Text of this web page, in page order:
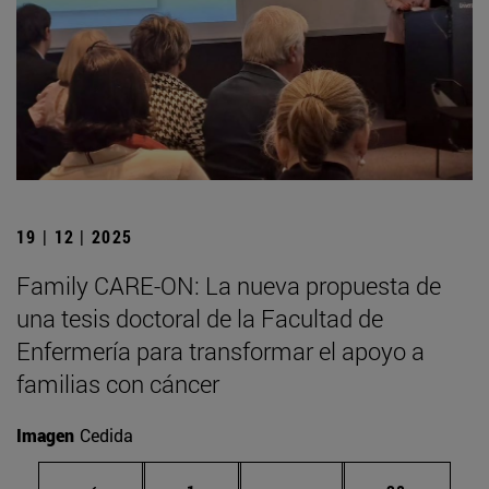
19 | 12 | 2025
Family CARE-ON: La nueva propuesta de
una tesis doctoral de la Facultad de
Enfermería para transformar el apoyo a
familias con cáncer
Imagen Cedida